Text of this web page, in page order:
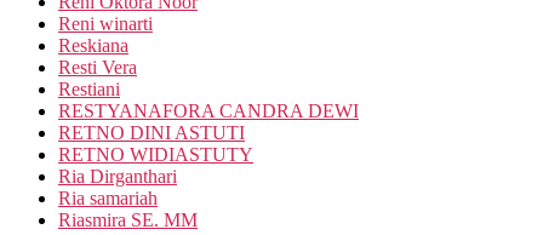
Reni winarti
Reskiana
Resti Vera
Restiani
RESTYANAFORA CANDRA DEWI
RETNO DINI ASTUTI
RETNO WIDIASTUTY
Ria Dirganthari
Ria samariah
Riasmira SE. MM